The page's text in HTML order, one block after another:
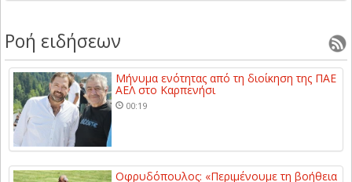
Ροή ειδήσεων
Μήνυμα ενότητας από τη διοίκηση της ΠΑΕ
ΑΕΛ στο Καρπενήσι
00:19
Οφρυδόπουλος: «Περιμένουμε τη βοήθεια